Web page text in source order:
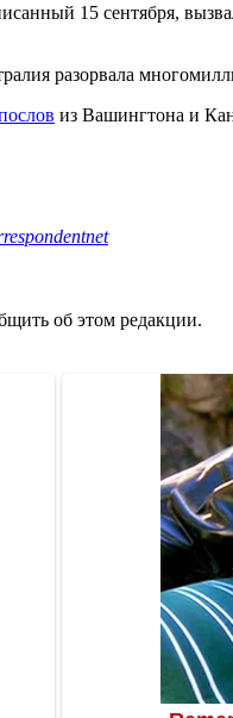
15 сентября,
разорвала
из Вашингтона и
об этом редакции.